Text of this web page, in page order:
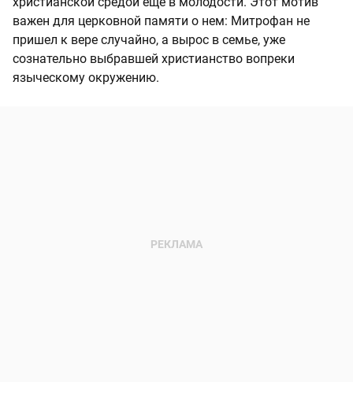
важен для церковной памяти о нем: Митрофан не
пришел к вере случайно, а вырос в семье, уже
сознательно выбравшей христианство вопреки
языческому окружению.